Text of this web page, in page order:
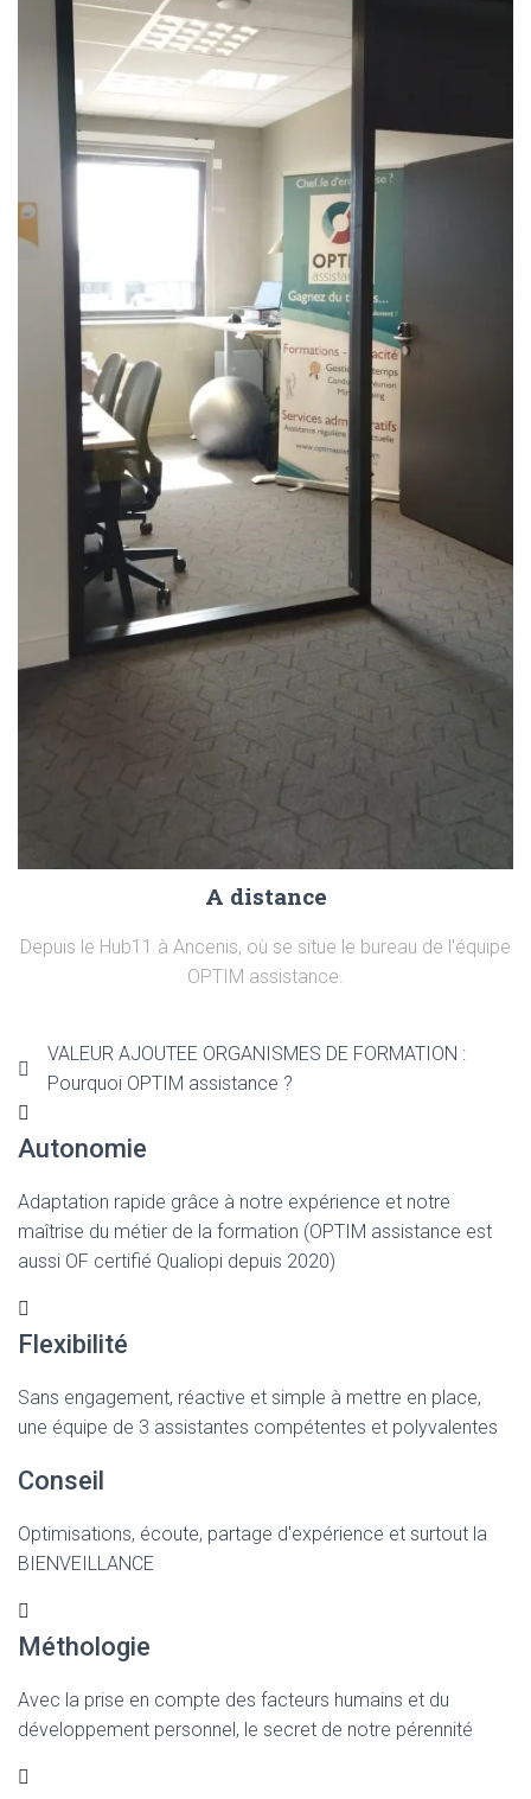
A distance
Depuis le Hub11 à Ancenis, où se situe le bureau de l'équipe
OPTIM assistance.
VALEUR AJOUTEE ORGANISMES DE FORMATION :
Pourquoi OPTIM assistance ?
Autonomie
Adaptation rapide grâce à notre expérience et notre
maîtrise du métier de la formation (OPTIM assistance est
aussi OF certifié Qualiopi depuis 2020)
Flexibilité
Sans engagement, réactive et simple à mettre en place,
une équipe de 3 assistantes compétentes et polyvalentes
Conseil
Optimisations, écoute, partage d'expérience et surtout la
BIENVEILLANCE
Méthologie
Avec la prise en compte des facteurs humains et du
développement personnel, le secret de notre pérennité